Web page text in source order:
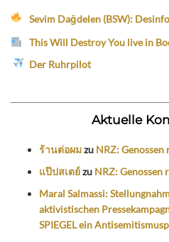
Sevim Dağdelen (BSW):
This Will Destroy You live in
Der Ruhrpilot
Aktuelle
ร้านต่อผมzu NRZ:
แป๊ปสเตย์zu NRZ:
Maral Salmassi:
aktivistischen
SPIEGEL ein